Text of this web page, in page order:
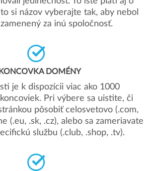
si názov vyberajte tak, aby nebol
za inú spoločnosť.
KONCOVKA DOMÉNY
je k dispozícii viac ako 1000
Pri výbere sa uistite, či
pôsobiť celosvetovo (.com,
(.eu, .sk, .cz), alebo sa zameriavate
službu (.club, .shop, .tv).